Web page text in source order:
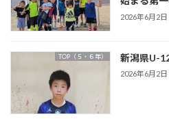
2026年6月2日
TOP（５・６年） 新潟県U-
2026年6月2日